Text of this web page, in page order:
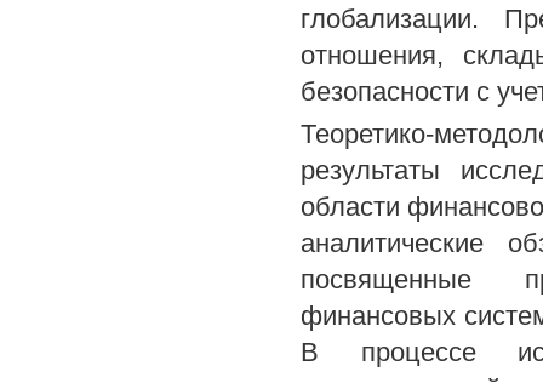
глобализации.
отношения,
безопасности с
Теоретико-
результаты
области
аналитические
посвященные
финансовых
В процессе